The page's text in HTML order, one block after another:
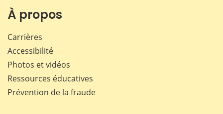
À propos
Carrières
Accessibilité
Photos et vidéos
Ressources éducatives
Prévention de la fraude